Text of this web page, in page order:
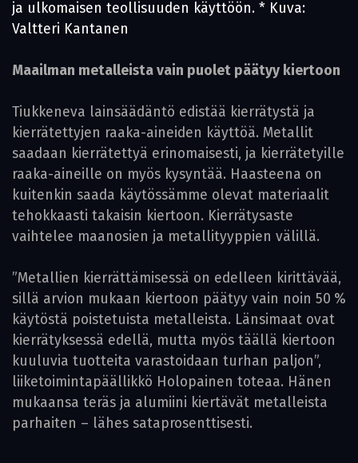
ja ulkomaisen teollisuuden käyttöön. * Kuva:
Valtteri Kantanen
Maailman metalleista vain puolet päätyy kiertoon
Tiukkeneva lainsäädäntö edistää kierrätystä ja
kierrätettyjen raaka-aineiden käyttöä. Metallit
saadaan kierrätettyä erinomaisesti, ja kierrätetyille
raaka-aineille on myös kysyntää. Haasteena on
kuitenkin saada käytössämme olevat materiaalit
tehokkaasti takaisin kiertoon. Kierrätysaste
vaihtelee maanosien ja metallityyppien välillä.
”Metallien kierrättämisessä on edelleen kirittävää,
sillä arvion mukaan kiertoon päätyy vain noin 50 %
käytöstä poistetuista metalleista. Länsimaat ovat
kierrätyksessä edellä, mutta myös täällä kiertoon
kuuluvia tuotteita varastoidaan turhan paljon”,
liiketoimintapäällikkö Holopainen toteaa. Hänen
mukaansa teräs ja alumiini kiertävät metalleista
parhaiten – lähes sataprosenttisesti.